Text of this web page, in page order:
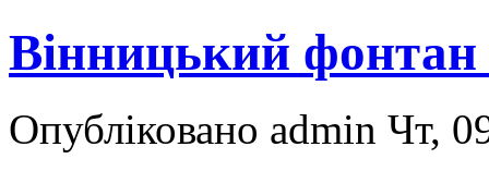
Вінницький
Опубліковано admin Чт,